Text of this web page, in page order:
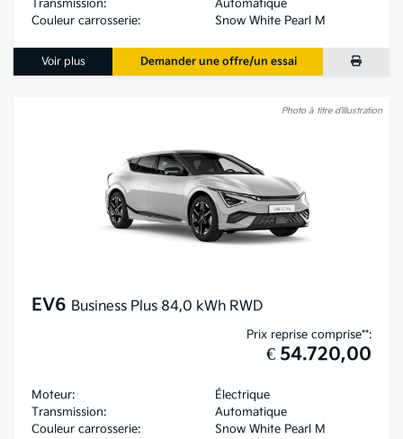
Transmission:
Automatique
Couleur carrosserie:
Snow White Pearl M
Voir plus Demander une offre/un essai
Photo à titre d’illustration
EV6 Business Plus 84,0 kWh RWD
Prix reprise comprise**:
€ 54.720,00
Moteur:
Électrique
Transmission:
Automatique
Couleur carrosserie:
Snow White Pearl M